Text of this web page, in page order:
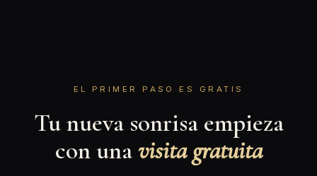
EL PRIMER PASO ES GRATIS
Tu nueva sonrisa empieza
con unavisita gratuita